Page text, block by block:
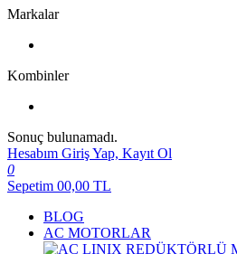
Markalar
Kombinler
Sonuç bulunamadı.
Hesabım Giriş Yap, Kayıt Ol
0
Sepetim 00,00 TL
BLOG
AC MOTORLAR